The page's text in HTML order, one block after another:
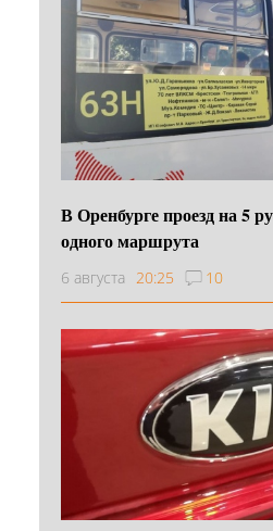
В Оренбурге проезд на 5
одного маршрута
6 августа 20:25 10